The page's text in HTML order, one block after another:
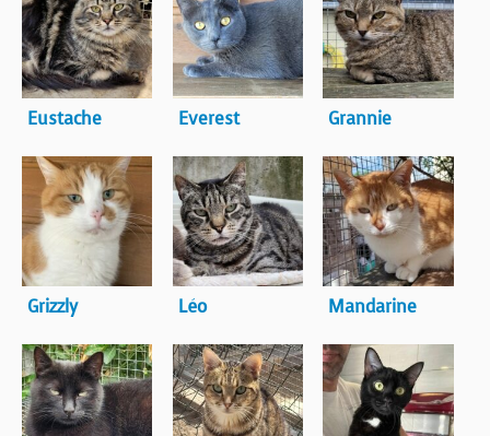
Eustache Everest Grannie
Grizzly Léo Mandarine